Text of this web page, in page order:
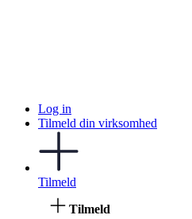
Log in
Tilmeld din virksomhed
Tilmeld
Tilmeld